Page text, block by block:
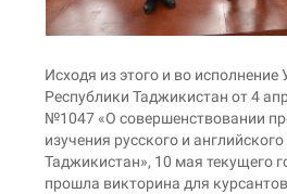
Исходя из этого и во исполнение
Республики Таджикистан от 4
№1047 «О совершенствовании
изучения русского и
Таджикистан», 10 мая текущего
прошла викторина для